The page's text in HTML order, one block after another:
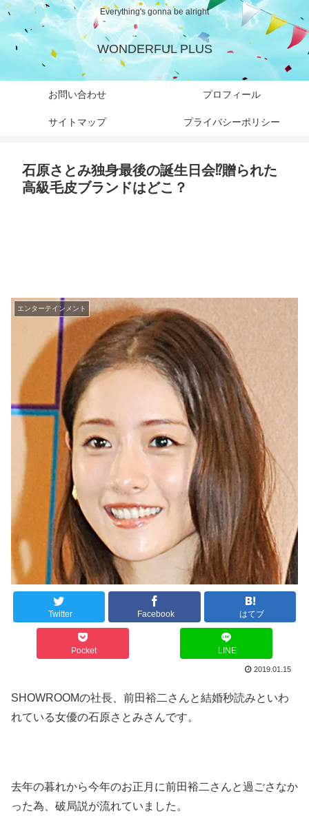
Everything's gonna be alright
WONDERFUL PLUS
お問い合わせ プロフィール
サイトマップ プライバシーポリシー
石原さとみ独身最後の誕生日会⁉︎贈られた
高級毛皮ブランドはどこ？
エンターテインメント
Twitter Facebook はてブ
Pocket LINE
2019.01.15
SHOWROOMの社長、前田裕二さんと結婚秒読みといわ
れている女優の石原さとみさんです。
去年の暮れから今年のお正月に前田裕二さんと過ごさなか
った為、破局説が流れていました。